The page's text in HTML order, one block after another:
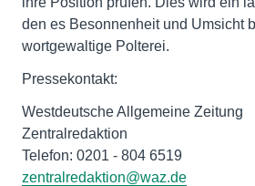
den es Besonnenheit und Umsicht
wortgewaltige Polterei.
Pressekontakt:
Westdeutsche Allgemeine Zeitung
Zentralredaktion
Telefon: 0201 - 804 6519
zentralredaktion@waz.de